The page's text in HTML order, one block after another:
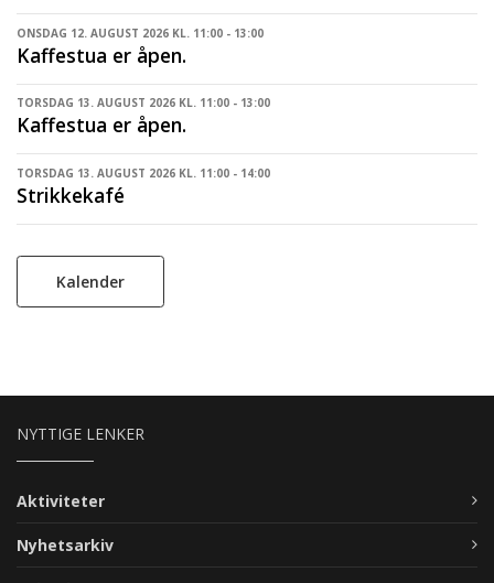
ONSDAG 12. AUGUST 2026 KL. 11:00 - 13:00
Kaffestua er åpen.
TORSDAG 13. AUGUST 2026 KL. 11:00 - 13:00
Kaffestua er åpen.
TORSDAG 13. AUGUST 2026 KL. 11:00 - 14:00
Strikkekafé
Kalender
NYTTIGE LENKER
Aktiviteter
Nyhetsarkiv